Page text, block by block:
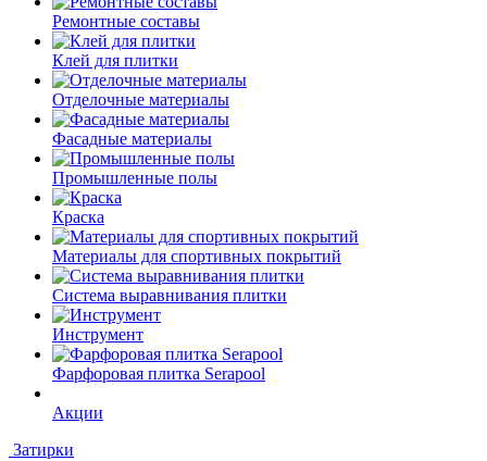
Ремонтные составы
Клей для плитки
Отделочные материалы
Фасадные материалы
Промышленные полы
Краска
Материалы для спортивных покрытий
Система выравнивания плитки
Инструмент
Фарфоровая плитка Serapool
Акции
Затирки